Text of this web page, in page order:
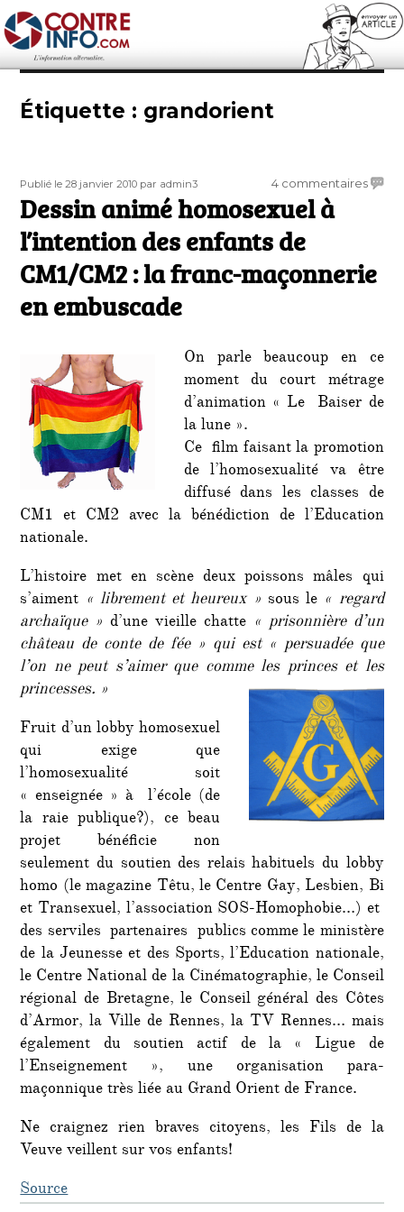
Contre-Info
Étiquette : grandorient
Publié
le
Publié le 28 janvier 2010 Auteur
par admin3 4 commentairessur
CM1/
la
franc-
en
Dessin animé homosexuel à
l’intention des enfants de
CM1/CM2 : la franc-maçonnerie
en embuscade
On parle beaucoup en ce
moment du court métrage
d’animation « Le Baiser de
la lune ».
Ce film faisant la promotion
de l’homosexualité va être
diffusé dans les classes de
CM1 et CM2 avec la bénédiction de l’Education
nationale.
L’histoire met en scène deux poissons mâles qui
s’aiment « librement et heureux » sous le « regard
archaïque » d’une vieille chatte « prisonnière d’un
château de conte de fée » qui est « persuadée que
l’on ne peut s’aimer que comme les princes et les
princesses. »
Fruit d’un lobby homosexuel
qui exige que
l’homosexualité soit
« enseignée » à l’école (de
la raie publique?), ce beau
projet bénéficie non
seulement du soutien des relais habituels du lobby
homo (le magazine Têtu, le Centre Gay, Lesbien, Bi
et Transexuel, l’association SOS-Homophobie…) et
des serviles partenaires publics comme le ministère
de la Jeunesse et des Sports, l’Education nationale,
le Centre National de la Cinématographie, le Conseil
régional de Bretagne, le Conseil général des Côtes
d’Armor, la Ville de Rennes, la TV Rennes… mais
également du soutien actif de la « Ligue de
l’Enseignement », une organisation para-
maçonnique très liée au Grand Orient de France.
Ne craignez rien braves citoyens, les Fils de la
Veuve veillent sur vos enfants!
Source